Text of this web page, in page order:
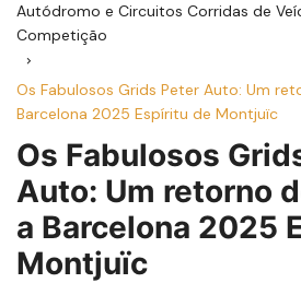
Autódromo e Circuitos Corridas de
Competição
Os Fabulosos Grids Peter Auto: Um
Barcelona 2025 Espíritu de Montjuïc
Os Fabulosos
Auto: Um retorno
a Barcelona 2025
Montjuïc